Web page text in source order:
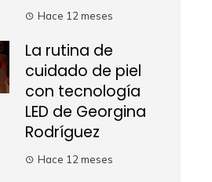
Hace 12 meses
La rutina de
cuidado de piel
con tecnología
LED de Georgina
Rodríguez
Hace 12 meses